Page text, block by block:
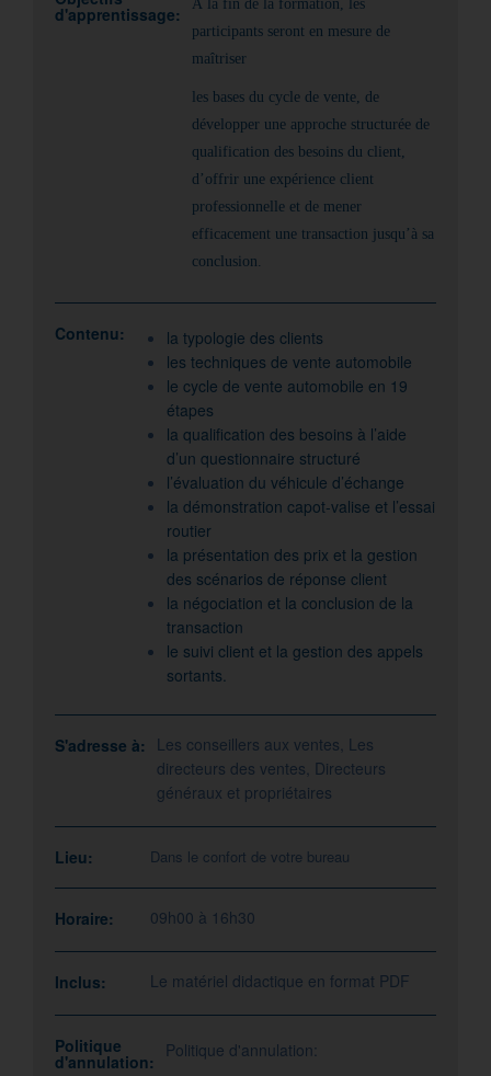
d'apprentissage:
A la fin de la formation, les
participants seront en mesure de
maîtriser
les bases du cycle de vente, de
développer une approche structurée de
qualification des besoins du client,
d’offrir une expérience client
professionnelle et de mener
efficacement une transaction jusqu’à sa
conclusion.
Contenu:
la typologie des clients
les techniques de vente automobile
le cycle de vente automobile en 19
étapes
la qualification des besoins à l’aide
d’un questionnaire structuré
l’évaluation du véhicule d’échange
la démonstration capot-valise et l’essai
routier
la présentation des prix et la gestion
des scénarios de réponse client
la négociation et la conclusion de la
transaction
le suivi client et la gestion des appels
sortants.
S'adresse à:
Les conseillers aux ventes, Les
directeurs des ventes, Directeurs
généraux et propriétaires
Lieu: Dans le confort de votre bureau
Horaire: 09h00 à 16h30
Inclus: Le matériel didactique en format PDF
Politique
d'annulation:
Politique d'annulation: